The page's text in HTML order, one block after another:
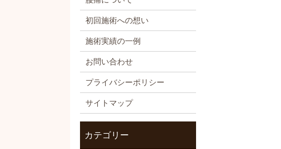
初回施術への想い
施術実績の一例
お問い合わせ
プライバシーポリシー
サイトマップ
カテゴリー